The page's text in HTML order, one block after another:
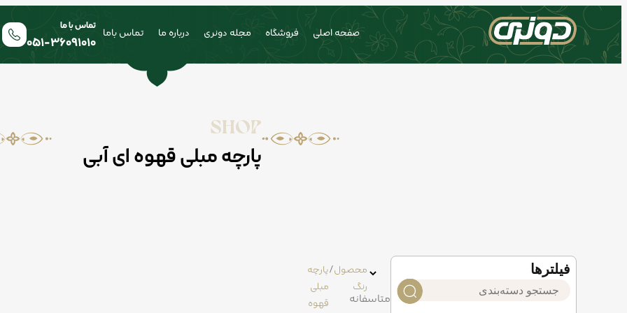
صفحه اصلی فروشگاه مجله دونری درباره ما تماس باما تماس با ما
051-36091010
SHOP
پارچه مبلی قهوه ای آبی
فیلتر‌ها خانه/محصول
رنگ
/پارچه
مبلی
قهوه
متاسفانه